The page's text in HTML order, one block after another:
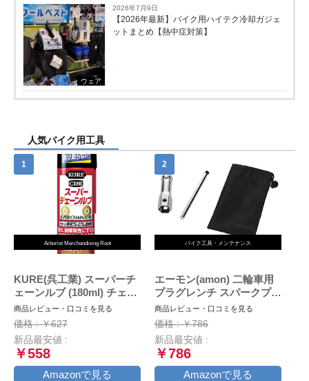
ウェア
2026年7月9日
【2026年最新】バイク用ハイテク冷却ガジェ
ットまとめ【熱中症対策】
人気バイク用工具
Arborist Merchandising Root
KURE(呉工業) スーパーチ
ェーンルブ (180ml) チェー
ン専用プレミアム潤滑剤 [
品番 ] 1068 [HTRC2.1]
商品レビュー・口コミを見る
価格 : ￥627
新品最安値 :
￥558
Amazonで見る
バイク工具・メンテナンス
エーモン(amon) 二輪車用
プラグレンチ スパークプラ
グレンチ バイク用
(16mm・18mm・21mmに
対応) 収納袋付 8844
商品レビュー・口コミを見る
価格 : ￥786
新品最安値 :
￥786
Amazonで見る